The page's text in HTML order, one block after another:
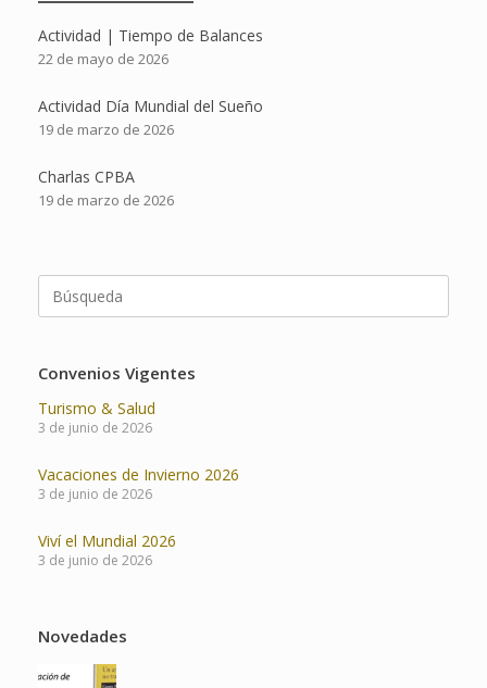
Actividad | Tiempo de Balances
22 de mayo de 2026
Actividad Día Mundial del Sueño
19 de marzo de 2026
Charlas CPBA
19 de marzo de 2026
Buscar:
Convenios Vigentes
Turismo & Salud
3 de junio de 2026
Vacaciones de Invierno 2026
3 de junio de 2026
Viví el Mundial 2026
3 de junio de 2026
Novedades